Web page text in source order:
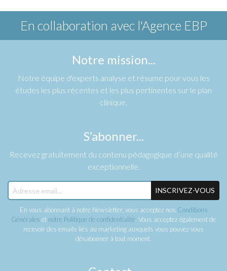
En collaboration avec l'Agence EBP
Notre mission...
Notre équipe d'experts analyse et résume pour vous les
études les plus récentes et les plus pertinentes sur le plan
clinique.
S’abonner...
Recevez gratuitement du contenu pédagogique d’une qualité
exceptionnelle.
INSCRIVEZ-VOUS
En vous abonnant à notre Newsletter, vous acceptez nos Conditions
Générales et notre Politique de confidentialité. Vous acceptez également de
recevoir des emails liés au marketing auxquels vous pouvez vous
désabonner à tout moment.